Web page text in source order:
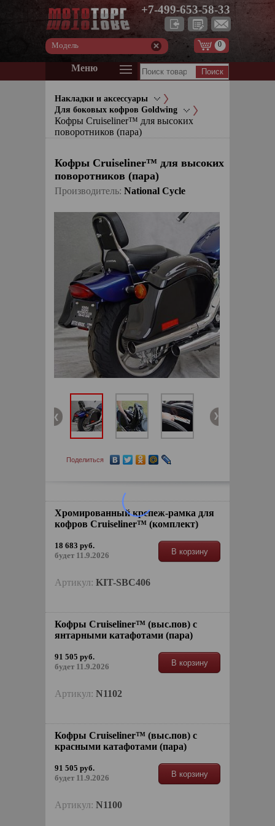
+7-499-653-58-33
Модель 0
Меню
Накладки и аксессуары
Для боковых кофров Goldwing
Кофры Cruiseliner™ для высоких
поворотников (пара)
Кофры Cruiseliner™ для высоких
поворотников (пара)
Производитель: National Cycle
Поделиться
Хромированный крепеж-рамка для
кофров Cruiseliner™ (комплект)
18 683 руб.
будет 11.9.2026
В корзину
Артикул: KIT-SBC406
Кофры Cruiseliner™ (выс.пов) с
янтарными катафотами (пара)
91 505 руб.
будет 11.9.2026
В корзину
Артикул: N1102
Кофры Cruiseliner™ (выс.пов) с
красными катафотами (пара)
91 505 руб.
будет 11.9.2026
В корзину
Артикул: N1100